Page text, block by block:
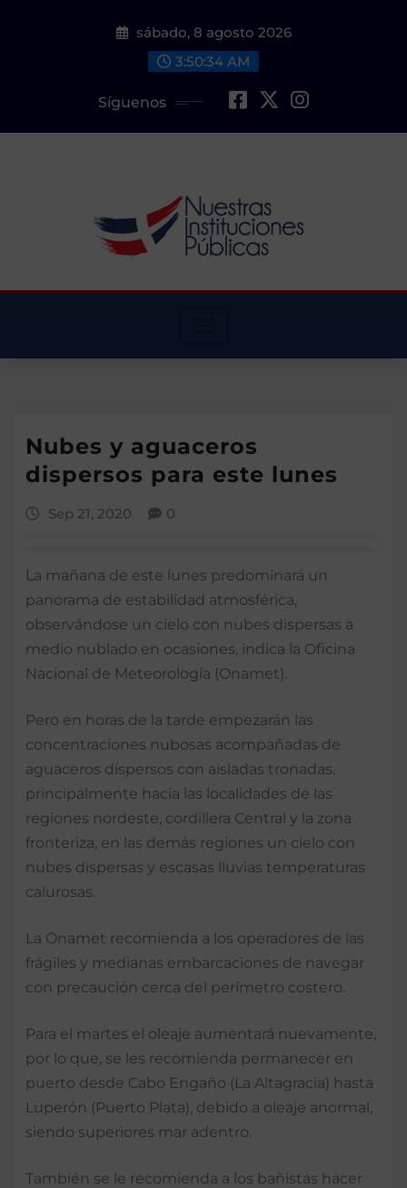
sábado, 8 agosto 2026
3:50:35 AM
Síguenos
Nubes y aguaceros
dispersos para este lunes
Sep 21, 2020 0
La mañana de este lunes predominará un
panorama de estabilidad atmosférica,
observándose un cielo con nubes dispersas a
medio nublado en ocasiones, indica la Oficina
Nacional de Meteorología (Onamet).
Pero en horas de la tarde empezarán las
concentraciones nubosas acompañadas de
aguaceros dispersos con aisladas tronadas,
principalmente hacia las localidades de las
regiones nordeste, cordillera Central y la zona
fronteriza, en las demás regiones un cielo con
nubes dispersas y escasas lluvias temperaturas
calurosas.
La Onamet recomienda a los operadores de las
frágiles y medianas embarcaciones de navegar
con precaución cerca del perímetro costero.
Para el martes el oleaje aumentará nuevamente,
por lo que, se les recomienda permanecer en
puerto desde Cabo Engaño (La Altagracia) hasta
Luperón (Puerto Plata), debido a oleaje anormal,
siendo superiores mar adentro.
También se le recomienda a los bañistas hacer